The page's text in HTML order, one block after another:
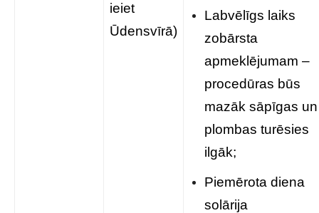
ieiet
Ūdensvīrā)
Labvēlīgs laiks
zobārsta
apmeklējumam –
procedūras būs
mazāk sāpīgas un
plombas turēsies
ilgāk;
Piemērota diena
solārija